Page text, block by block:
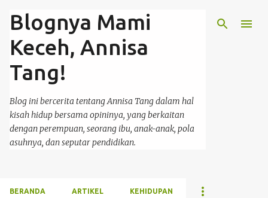
Langsung ke konten utama
Blognya Mami
Keceh, Annisa
Tang!
Blog ini bercerita tentang Annisa Tang dalam hal
kisah hidup bersama opininya, yang berkaitan
dengan perempuan, seorang ibu, anak-anak, pola
asuhnya, dan seputar pendidikan.
BERANDA ARTIKEL KEHIDUPAN